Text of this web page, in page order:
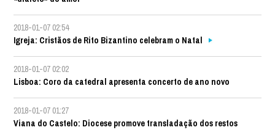
2018-01-07 02:54
Igreja: Cristãos de Rito Bizantino celebram o Natal
2018-01-07 02:02
Lisboa: Coro da catedral apresenta concerto de ano novo
2018-01-07 01:27
Viana do Castelo: Diocese promove transladação dos restos